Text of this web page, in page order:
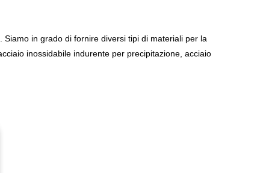
in grado di fornire diversi tipi di materiali per la
inossidabile indurente per precipitazione, acciaio